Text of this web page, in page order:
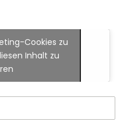
Cookies zu
Inhalt zu